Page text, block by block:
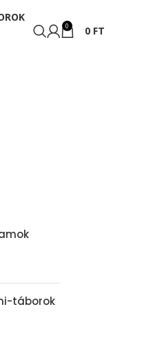
0 0 FT
táborok